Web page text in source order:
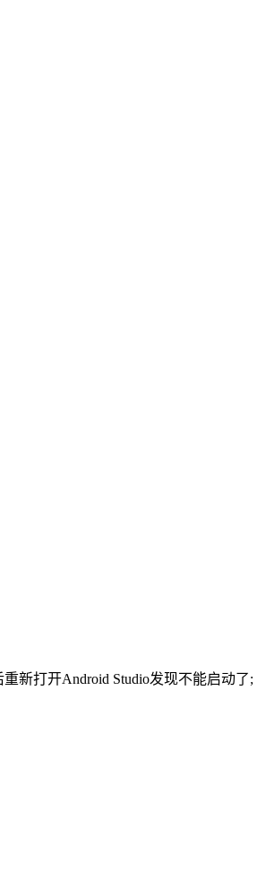
新打开Android Studio发现不能启动了;